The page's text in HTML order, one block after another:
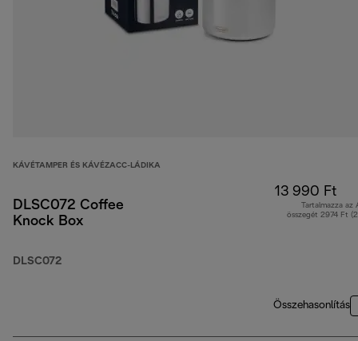
KÁVÉTAMPER ÉS KÁVÉZACC-LÁDIKA
DLSC072 Coffee
Knock Box
DLSC072
13 990 Ft
Tartalmazza az
összegét 2974 Ft
Összehasonlítás